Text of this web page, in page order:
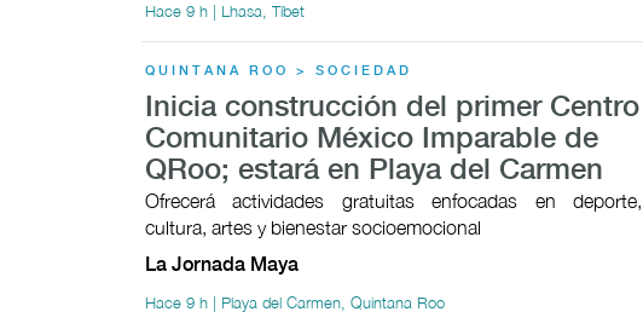
Hace 9 h | Lhasa, Tíbet
QUINTANA ROO > SOCIEDAD
Inicia construcción del primer Centro
Comunitario México Imparable de
QRoo; estará en Playa del Carmen
Ofrecerá actividades gratuitas enfocadas en deporte,
cultura, artes y bienestar socioemocional
La Jornada Maya
Hace 9 h | Playa del Carmen, Quintana Roo